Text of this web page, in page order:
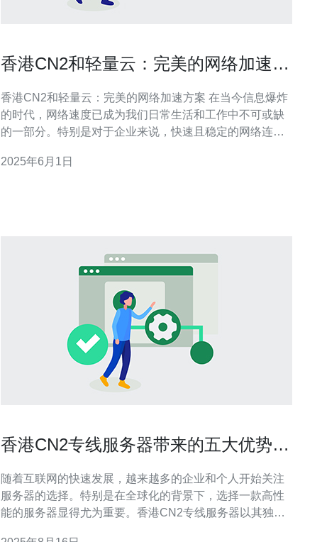
香港CN2和轻量云：完美的网络加速方
香港CN2和轻量云：完美的网络加速方案 在当今信息爆炸
的时代，网络速度已成为我们日常生活和工作中不可或缺
的一部分。特别是对于企业来说，快速且稳定的网络连接
云提供了一种完美的网络加速方案，可以帮助企业实现更
2025年6月1日
香港CN2专线服务器带来的五大优势让
随着互联网的快速发展，越来越多的企业和个人开始关注
服务器的选择。特别是在全球化的背景下，选择一款高性
能的服务器显得尤为重要。香港CN2专线服务器以其独特